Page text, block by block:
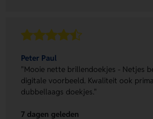
Peter Paul
"Mooie nette brillendoekjes - Netjes
digitale voorbeeld. Kwaliteit ook
dubbellaags doekjes."
7 dagen geleden